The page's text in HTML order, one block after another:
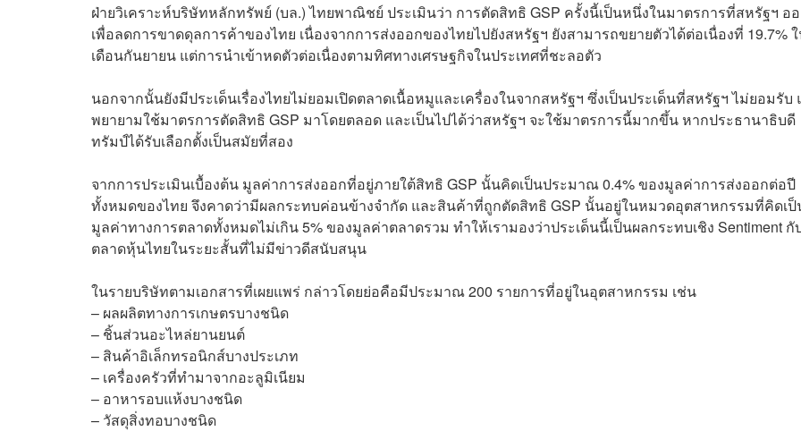
ฝ่ายวิเคราะห์บริษัทหลักทรัพย์ (บล.)​ ไทยพาณิชย์ ประเมินว่า การตัดสิทธิ GSP ครั้งนี้เป็นหนึ่งในมาตรการที่สหรัฐฯ อ
เพื่อลดการขาดดุลการค้าของไทย เนื่องจากการส่งออกของไทยไปยังสหรัฐฯ ยังสามารถขยายตัวได้ต่อเนื่องที่ 19.7%
เดือนกันยายน แต่การนำเข้าหดตัวต่อเนื่องตามทิศทางเศรษฐกิจในประเทศที่ชะลอตัว
นอกจากนั้นยังมีประเด็นเรื่องไทยไม่ยอมเปิดตลาดเนื้อหมูและเครื่องในจากสหรัฐฯ ซึ่งเป็นประเด็นที่สหรัฐฯ ไม่ยอมรับ
พยายามใช้มาตรการตัดสิทธิ GSP มาโดยตลอด และเป็นไปได้ว่าสหรัฐฯ จะใช้มาตรการนี้มากขึ้น หากประธานาธิบดี
ทรัมป์ได้รับเลือกตั้งเป็นสมัยที่สอง
จากการประเมินเบื้องต้น มูลค่าการส่งออกที่อยู่ภายใต้สิทธิ GSP นั้นคิดเป็นประมาณ 0.4% ของมูลค่าการส่งออกต่อปี
ทั้งหมดของไทย จึงคาดว่ามีผลกระทบค่อนข้างจำกัด และสินค้าที่ถูกตัดสิทธิ GSP นั้นอยู่ในหมวดอุตสาหกรรมที่คิดเ
มูลค่าทางการตลาดทั้งหมดไม่เกิน 5% ของมูลค่าตลาดรวม ทำให้เรามองว่าประเด็นนี้เป็นผลกระทบเชิง Sentiment กั
ตลาดหุ้นไทยในระยะสั้นที่ไม่มีข่าวดีสนับสนุน
ในรายบริษัทตามเอกสารที่เผยแพร่ กล่าวโดยย่อคือมีประมาณ 200 รายการที่อยู่ในอุตสาหกรรม เช่น
– ผลผลิตทางการเกษตรบางชนิด
– ชิ้นส่วนอะไหล่ยานยนต์
– สินค้าอิเล็กทรอนิกส์บางประเภท
– เครื่องครัวที่ทำมาจากอะลูมิเนียม
– อาหารอบแห้งบางชนิด
– วัสดุสิ่งทอบางชนิด